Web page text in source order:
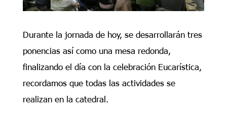
Durante la jornada de hoy, se desarrollarán tres
ponencias así como una mesa redonda,
finalizando el día con la celebración Eucarística,
recordamos que todas las actividades se
realizan en la catedral.